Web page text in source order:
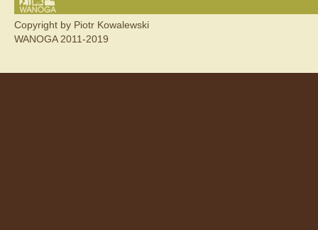
Copyright by Piotr Kowalewski
WANOGA 2011-2019